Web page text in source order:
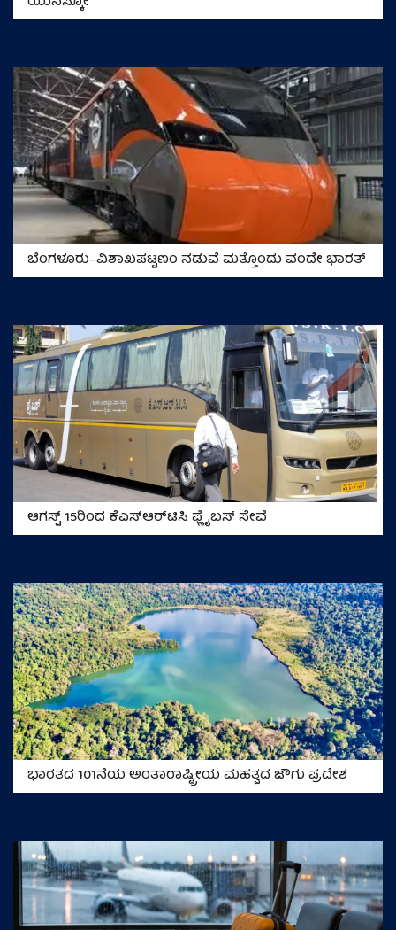
ಬೆಂಗಳೂರು–ವಿಶಾಖಪಟ್ಟಣಂ ನಡುವೆ ಮತ್ತೊಂದು ವಂದೇ ಭಾರತ್
ಆಗಸ್ಟ್ 15ರಿಂದ ಕೆಎಸ್‌ಆರ್‌ಟಿಸಿ ಫ್ಲೈಬಸ್ ಸೇವೆ
ಭಾರತದ 101ನೆಯ ಅಂತಾರಾಷ್ಟ್ರೀಯ ಮಹತ್ವದ ಜೌಗು ಪ್ರದೇಶ